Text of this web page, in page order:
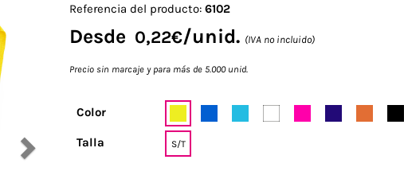
Referencia del producto: 6102
Desde 0,22€/unid. (IVA no incluido)
Precio sin marcaje y para más de 5.000 unid.
Color
Talla S/T